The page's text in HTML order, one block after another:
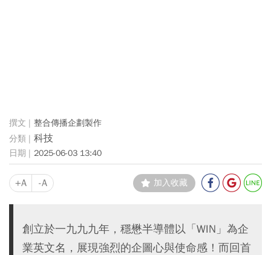
整合傳播企劃製作
科技
2025-06-03 13:40
+A -A 加入收藏
創立於一九九九年，穩懋半導體以「WIN」為企
業英文名，展現強烈的企圖心與使命感！而回首